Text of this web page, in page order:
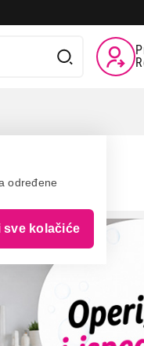
određene
sve kolačiće